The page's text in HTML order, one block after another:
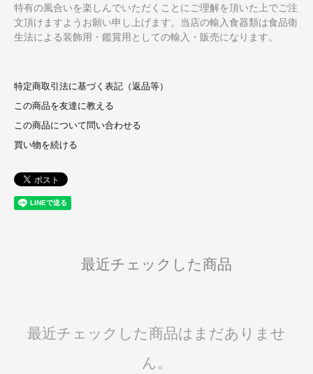
特有の風合いを楽しんでいただくことにご理解を頂いた上でご注
文頂けますようお願い申し上げます。当店の輸入食器類は食品衛
生法による装飾用・鑑賞用としての輸入・販売になります。
特定商取引法に基づく表記（返品等）
この商品を友達に教える
この商品について問い合わせる
買い物を続ける
最近チェックした商品
最近チェックした商品はまだありませ
ん。